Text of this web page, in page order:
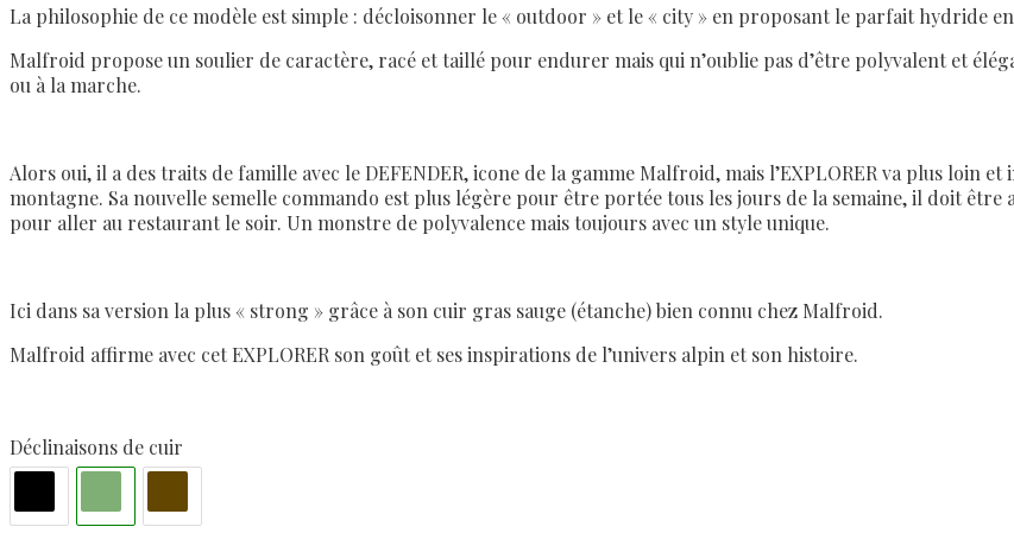
La philosophie de ce modèle est simple : décloisonner le « outdoor » et le « city » en proposant le parfait hydride
Malfroid propose un soulier de caractère, racé et taillé pour endurer mais qui n’oublie pas d’être polyvalent et
ou à la marche.
Alors oui, il a des traits de famille avec le DEFENDER, icone de la gamme Malfroid, mais l’EXPLORER va plus loin
montagne. Sa nouvelle semelle commando est plus légère pour être portée tous les jours de la semaine, il doit être
pour aller au restaurant le soir. Un monstre de polyvalence mais toujours avec un style unique.
Ici dans sa version la plus « strong » grâce à son cuir gras sauge (étanche) bien connu chez Malfroid.
Malfroid affirme avec cet EXPLORER son goût et ses inspirations de l’univers alpin et son histoire.
Déclinaisons de cuir